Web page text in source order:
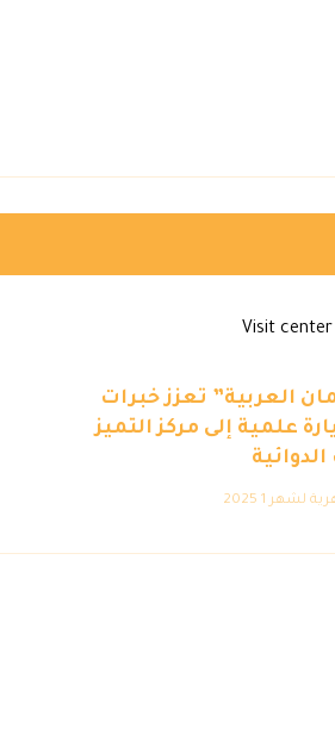
العربية” تعزز خبرات
علمية إلى مركز التميز
لشهر 1 2025